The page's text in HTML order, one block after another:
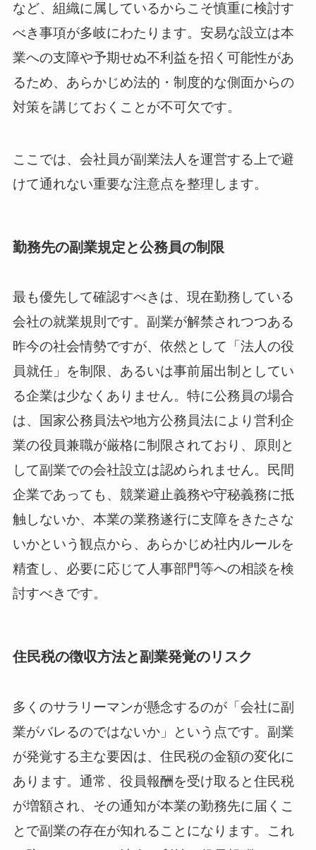
など、組織に属しているからこそ慎重に検討す
べき事項が多岐にわたります。安易な設立は本
業への支障や予期せぬ不利益を招く可能性があ
るため、あらかじめ法的・制度的な側面からの
対策を講じておくことが不可欠です。
ここでは、会社員が副業法人を運営する上で避
けて通れない重要な注意点を整理します。
勤務先の副業規定と公務員の制限
最も優先して確認すべきは、現在勤務している
会社の就業規則です。副業が解禁されつつある
昨今の社会情勢ですが、依然として「法人の役
員就任」を制限、あるいは事前届出制としてい
る企業は少なくありません。特に公務員の場合
は、国家公務員法や地方公務員法により営利企
業の役員兼職が厳格に制限されており、原則と
して副業での会社設立は認められません。民間
企業であっても、競業避止義務や守秘義務に抵
触しないか、本業の業務遂行に支障をきたさな
いかという観点から、あらかじめ社内ルールを
精査し、必要に応じて人事部門等への相談を検
討すべきです。
住民税の徴収方法と副業発覚のリスク
多くのサラリーマンが懸念するのが「会社に副
業がバレるのではないか」という点です。副業
が発覚する主な要因は、住民税の金額の変化に
あります。通常、役員報酬を受け取ると住民税
が増額され、その通知が本業の勤務先に届くこ
とで副業の存在が知れることになります。これ